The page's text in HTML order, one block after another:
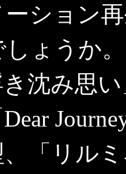
ション
ょうか。
沈み思
「リル